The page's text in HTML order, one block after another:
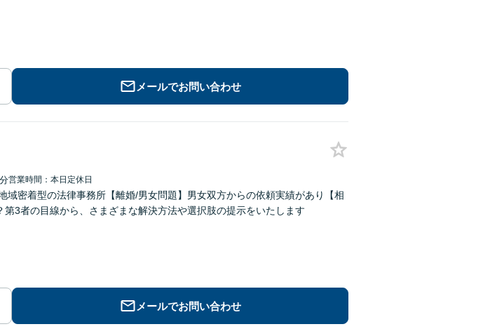
メールでお問い合わせ
営業時間：本日定休日
域密着型の法律事務所【離婚/男女問題】男女双方からの依頼実績があり【相
3者の目線から、さまざまな解決方法や選択肢の提示をいたします
メールでお問い合わせ